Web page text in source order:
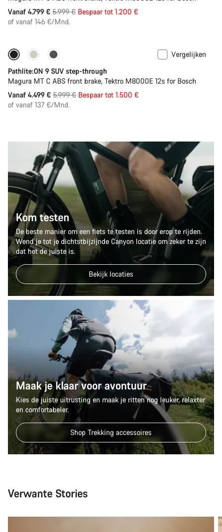
Vanaf 4.799 € Originele
Prijs
5.999 € Bespaar tot 1.200 €
of vanaf 146 €/Mnd.
-25%
Vergelijken
Pathlite:ON 9 SUV step-through
Magura MT C ABS front brake, Tektro M8000E 12s for Bosch
Vanaf 4.499 € Originele
Prijs
5.999 € Bespaar tot 1.500 €
of vanaf 137 €/Mnd.
Kom testen
De beste manier om een fiets te testen is door erop te rijden.
Wend je tot je dichtstbijzijnde Canyon locatie om zeker te zijn
dat het de juiste is.
Bekijk locaties
Maak je klaar voor avontuur
Kies de juiste uitrusting en maak je ritten nog leuker, relaxter
en comfortabeler.
Shop Trekking accessoires
Verwante Stories